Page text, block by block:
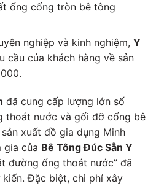
ống cống tròn bê tông
nghiệp và kinh nghiệm, Y
cầu của khách hàng về sản
đã cung cấp lượng lớn số
thoát nước và gối đỡ cống bê
xuất đồ gia dụng Minh
gia của Bê Tông Đúc Sẵn Y
đường ống thoát nước” đã
kiến. Đặc biệt, chi phí xây